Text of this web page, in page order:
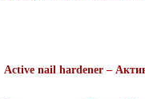
Active nail hardener –